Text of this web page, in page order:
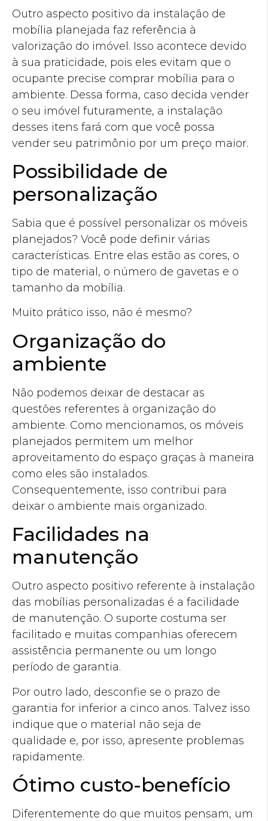
Outro aspecto positivo da instalação de
mobília planejada faz referência à
valorização do imóvel. Isso acontece devido
à sua praticidade, pois eles evitam que o
ocupante precise comprar mobília para o
ambiente. Dessa forma, caso decida vender
o seu imóvel futuramente, a instalação
desses itens fará com que você possa
vender seu patrimônio por um preço maior.
Possibilidade de
personalização
Sabia que é possível personalizar os móveis
planejados? Você pode definir várias
características. Entre elas estão as cores, o
tipo de material, o número de gavetas e o
tamanho da mobília.
Muito prático isso, não é mesmo?
Organização do
ambiente
Não podemos deixar de destacar as
questões referentes à organização do
ambiente. Como mencionamos, os móveis
planejados permitem um melhor
aproveitamento do espaço graças à maneira
como eles são instalados.
Consequentemente, isso contribui para
deixar o ambiente mais organizado.
Facilidades na
manutenção
Outro aspecto positivo referente à instalação
das mobílias personalizadas é a facilidade
de manutenção. O suporte costuma ser
facilitado e muitas companhias oferecem
assistência permanente ou um longo
período de garantia.
Por outro lado, desconfie se o prazo de
garantia for inferior a cinco anos. Talvez isso
indique que o material não seja de
qualidade e, por isso, apresente problemas
rapidamente.
Ótimo custo-benefício
Diferentemente do que muitos pensam, um